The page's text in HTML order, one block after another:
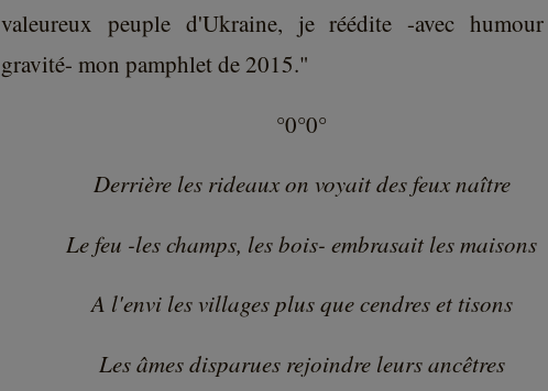
valeureux peuple d'Ukraine, je réédite -avec
gravité- mon pamphlet de 2015."
°0°0°
Derrière les rideaux on voyait des feux naître
Le feu -les champs, les bois- embrasait les maisons
A l'envi les villages plus que cendres et tisons
Les âmes disparues rejoindre leurs ancêtres